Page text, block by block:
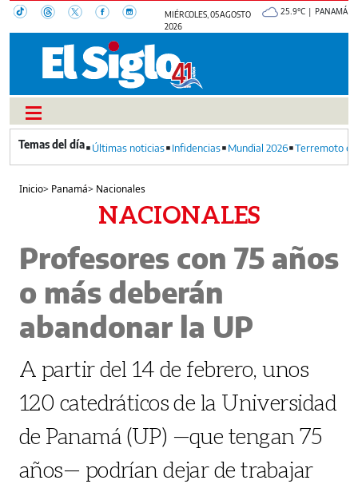
MIÉRCOLES, 05 AGOSTO
2026
25.9°C | PANAMÁ
Últimas noticias Infidencias Mundial 2026 Terremoto
Inicio> Panamá> Nacionales
NACIONALES
Profesores con 75 años
o más deberán
abandonar la UP
A partir del 14 de febrero, unos
120 catedráticos de la Universidad
de Panamá (UP) —que tengan 75
años— podrían dejar de trabajar